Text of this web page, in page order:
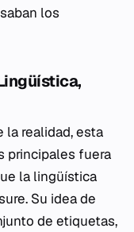
los
la realidad, esta
principales fuera
la lingüística
Su idea de
de etiquetas,